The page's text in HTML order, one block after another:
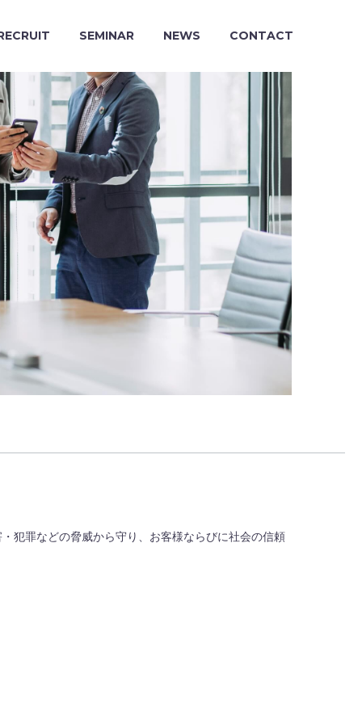
SEMINAR NEWS CONTACT
犯罪などの脅威から守り、お客様ならびに社会の信頼